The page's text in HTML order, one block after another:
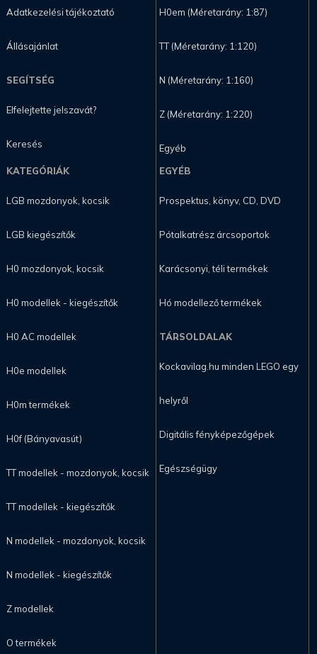
Adatkezelési tájékoztató
Állásajánlat
SEGÍTSÉG
Elfelejtette jelszavát?
Keresés
H0em (Méretarány: 1:87)
TT (Méretarány: 1:120)
N (Méretarány: 1:160)
Z (Méretarány: 1:220)
Egyéb
KATEGÓRIÁK
LGB mozdonyok, kocsik
LGB kiegészítők
H0 mozdonyok, kocsik
H0 modellek - kiegészítők
H0 AC modellek
H0e modellek
H0m termékek
H0f (Bányavasút)
TT modellek - mozdonyok, kocsik
TT modellek - kiegészítők
N modellek - mozdonyok, kocsik
N modellek - kiegészítők
Z modellek
O termékek
EGYÉB
Prospektus, könyv, CD, DVD
Pótalkatrész árcsoportok
Karácsonyi, téli termékek
Hó modellező termékek
TÁRSOLDALAK
Kockavilag.hu minden LEGO egy
helyről
Digitális fényképezőgépek
Egészségügy